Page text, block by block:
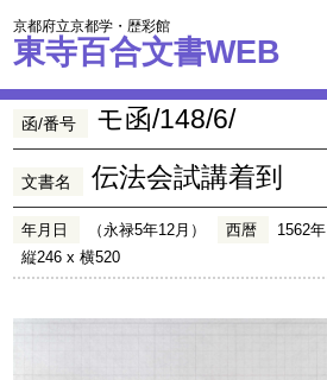
京都府立京都学・歴彩館
東寺百合文書WEB
函/番号 モ函/148/6/
文書名 伝法会試講着到
年月日 （永禄5年12月） 西暦 1562年
縦246 x 横520